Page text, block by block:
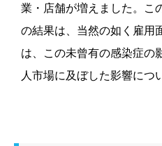
業・店舗が増えました。
こ
の結果は、当然の如く雇用
は、この未曾有の感染症の
人市場に及ぼした影響につ